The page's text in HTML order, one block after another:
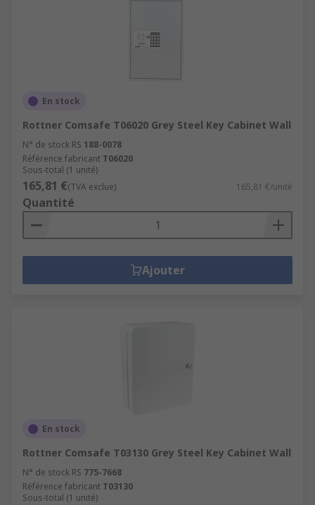
En stock
Rottner Comsafe T06020 Grey Steel Key Cabinet Wall
N° de stock RS 188-0078
Référence fabricant T06020
Sous-total (1 unité)
165,81 €(TVA exclue) 165,81 €/unité
Quantité
Ajouter
En stock
Rottner Comsafe T03130 Grey Steel Key Cabinet Wall
N° de stock RS 775-7668
Référence fabricant T03130
Sous-total (1 unité)